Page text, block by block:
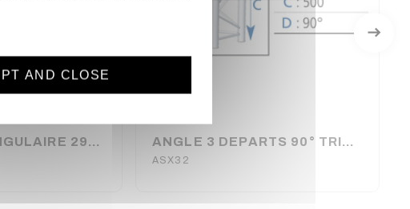
POUTRE TRIANGULAIRE 290 ALU 3 METRES ASD ANGLE 3 DEPARTS 90° TRIANGULAIRE 290 ALU PIED DROIT ASD
ASX32
AND CLOSE